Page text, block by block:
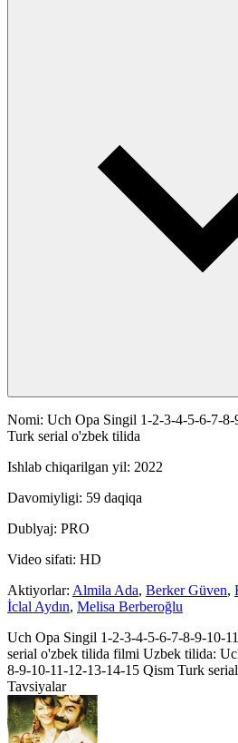
Nomi: Uch Opa Singil 1-2-3-4-5-6-7-
Turk serial o'zbek tilida
Ishlab chiqarilgan yil: 2022
Davomiyligi: 59 daqiqa
Dublyaj: PRO
Video sifati: HD
Aktiyorlar: Almila Ada, Berker Güven,
İclal Aydın, Melisa Berberoğlu
Uch Opa Singil 1-2-3-4-5-6-7-8-9-10-
serial o'zbek tilida filmi Uzbek tilida:
8-9-10-11-12-13-14-15 Qism Turk
Tavsiyalar